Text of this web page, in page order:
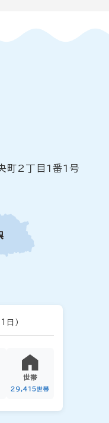
町2丁目1番1号
日）
世帯
29,415世帯